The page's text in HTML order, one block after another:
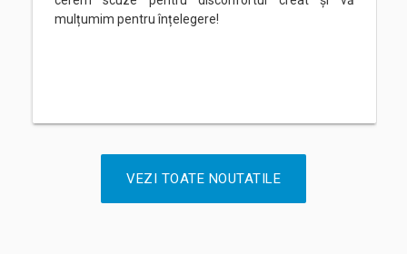
mulțumim pentru înțelegere!
VEZI TOATE NOUTATILE